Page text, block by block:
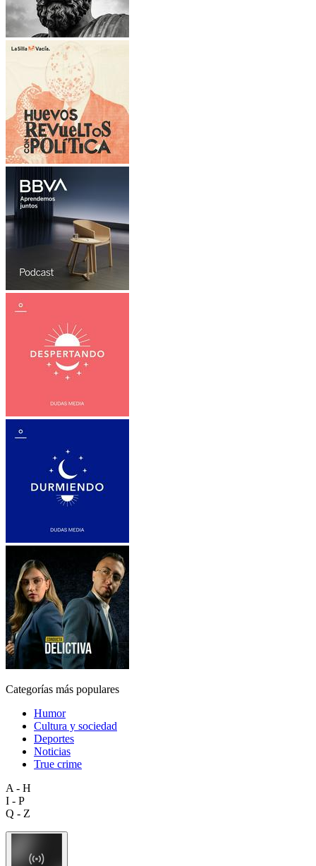
Categorías más populares
Humor
Cultura y sociedad
Deportes
Noticias
True crime
A - H
I - P
Q - Z